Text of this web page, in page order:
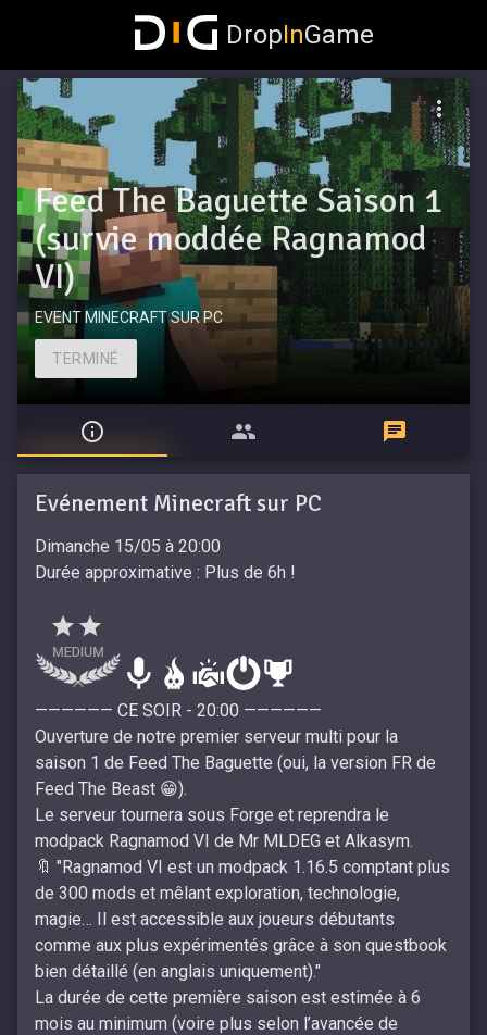
DropInGame
Feed The Baguette Saison 1
(survie moddée Ragnamod
VI)
EVENT MINECRAFT SUR PC
TERMINÉ
Evénement Minecraft sur PC
Dimanche 15/05 à 20:00
Durée approximative : Plus de 6h !
—————— CE SOIR - 20:00 ——————
Ouverture de notre premier serveur multi pour la
saison 1 de Feed The Baguette (oui, la version FR de
Feed The Beast 😁).
Le serveur tournera sous Forge et reprendra le
modpack Ragnamod VI de Mr MLDEG et Alkasym.
🔖 "Ragnamod VI est un modpack 1.16.5 comptant plus
de 300 mods et mêlant exploration, technologie,
magie… Il est accessible aux joueurs débutants
comme aux plus expérimentés grâce à son questbook
bien détaillé (en anglais uniquement)."
La durée de cette première saison est estimée à 6
mois au minimum (voire plus selon l’avancée de